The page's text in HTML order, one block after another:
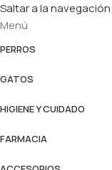
Saltar a la navegación
Menú
PERROS
GATOS
HIGIENE Y CUIDADO
FARMACIA